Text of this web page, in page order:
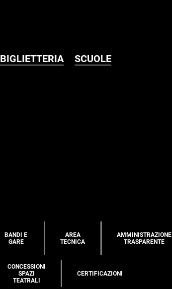
BIGLIETTERIA SCUOLE
BANDI E
GARE
AREA
TECNICA
AMMINISTRAZIONE
TRASPARENTE
CONCESSIONI
SPAZI
TEATRALI
CERTIFICAZIONI